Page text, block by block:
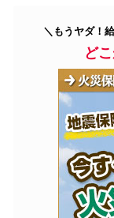
＼もうヤダ！
ど